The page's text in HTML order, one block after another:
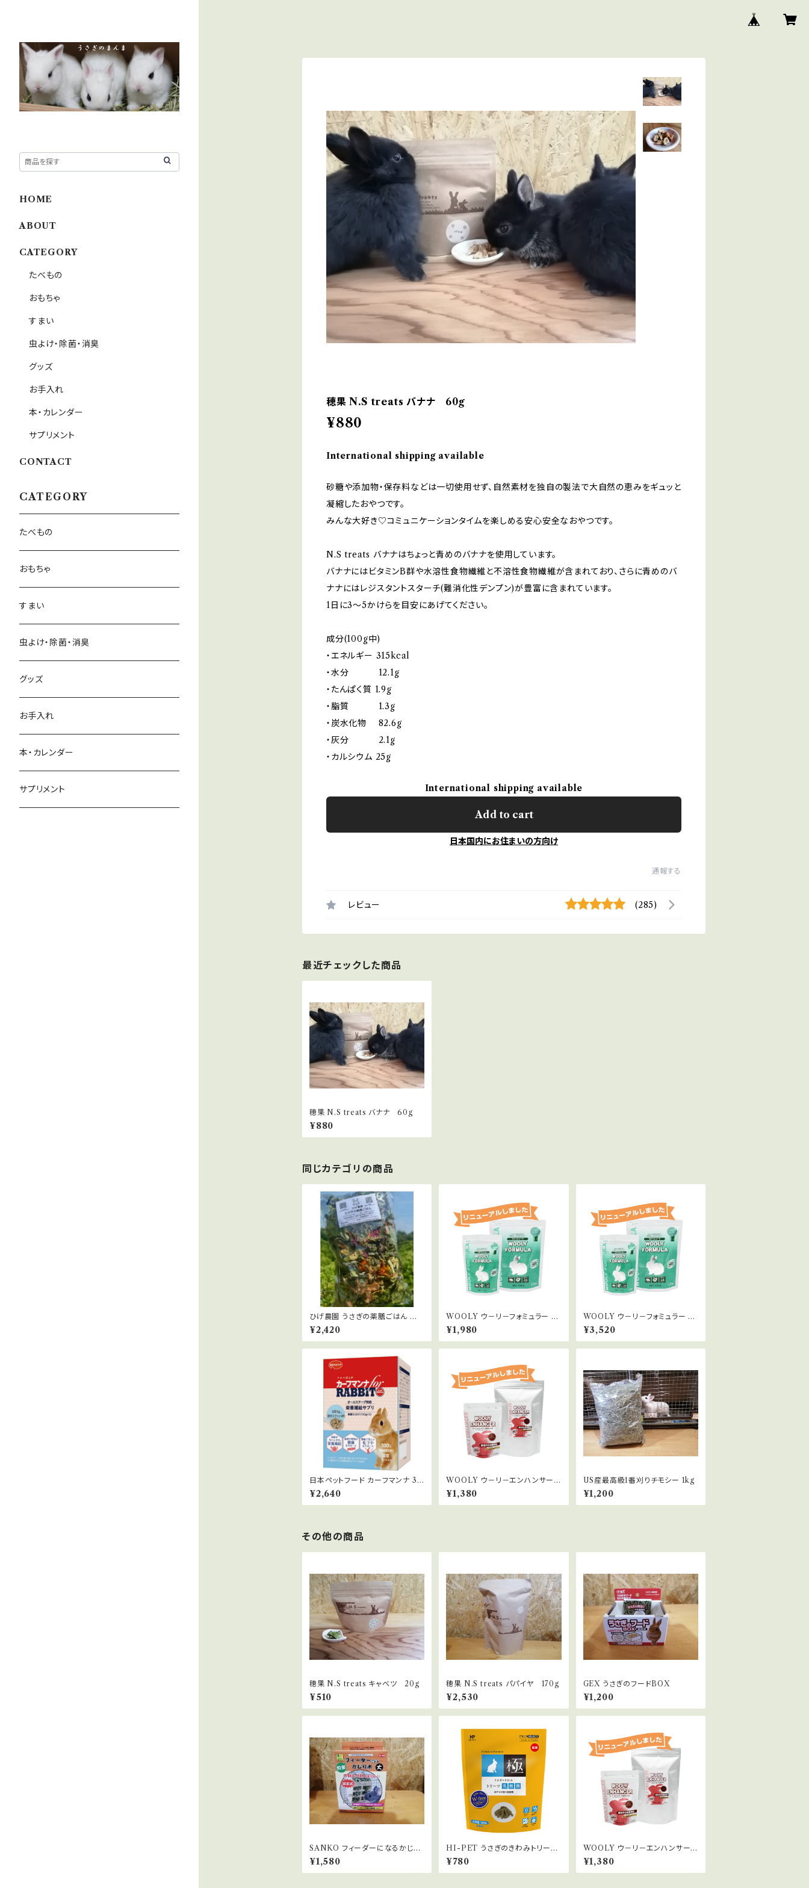
穂果 N.S treats バナナ 60g
¥880
International shipping available
砂糖や添加物・保存料などは一切使用せず、自然素材を独自の製法で大自然の恵みをギュッと
凝縮したおやつです。
みんな大好き♡コミュニケーションタイムを楽しめる安心安全なおやつです。
N.S treats バナナはちょっと青めのバナナを使用しています。
バナナにはビタミンB群や水溶性食物繊維と不溶性食物繊維が含まれており、さらに青めのバ
ナナにはレジスタントスターチ(難消化性デンプン)が豊富に含まれています。
1日に3～5かけらを目安にあげてください。
成分(100g中)
・エネルギー 315kcal
・水分 12.1g
・たんぱく質 1.9g
・脂質 1.3g
・炭水化物 82.6g
・灰分 2.1g
・カルシウム 25g
International shipping available
Add to cart
日本国内にお住まいの方向け
通報する
レビュー (285)
最近チェックした商品
穂果 N.S treats バナナ 60g
¥880
同じカテゴリの商品
ひげ農園 うさぎの薬膳ごはん お
徳用120g
¥2,420
WOOLY ウ－リ－フォミュラー 1.
3kg
¥1,980
WOOLY ウ－リ－フォミュラー 2.
6kg
¥3,520
日本ペットフード カーフマンナ 30
0g
¥2,640
WOOLY ウ－リ－エンハンサー 5
50g
¥1,380
US産最高級1番刈りチモシー 1kg
¥1,200
その他の商品
穂果 N.S treats キャベツ 20g
¥510
穂果 N.S treats パパイヤ 170g
¥2,530
GEX うさぎのフードBOX
¥1,200
SANKO フィーダーになるかじり
木
¥1,580
HI-PET うさぎのきわみトリーツ
乳酸菌１００ｇ
¥780
WOOLY ウ－リ－エンハンサー 5
50g
¥1,380
HOME
ABOUT
CATEGORY
たべもの
おもちゃ
すまい
虫よけ・除菌・消臭
グッズ
お手入れ
本・カレンダー
サプリメント
CONTACT
CATEGORY
たべもの
おもちゃ
すまい
虫よけ・除菌・消臭
グッズ
お手入れ
本・カレンダー
サプリメント